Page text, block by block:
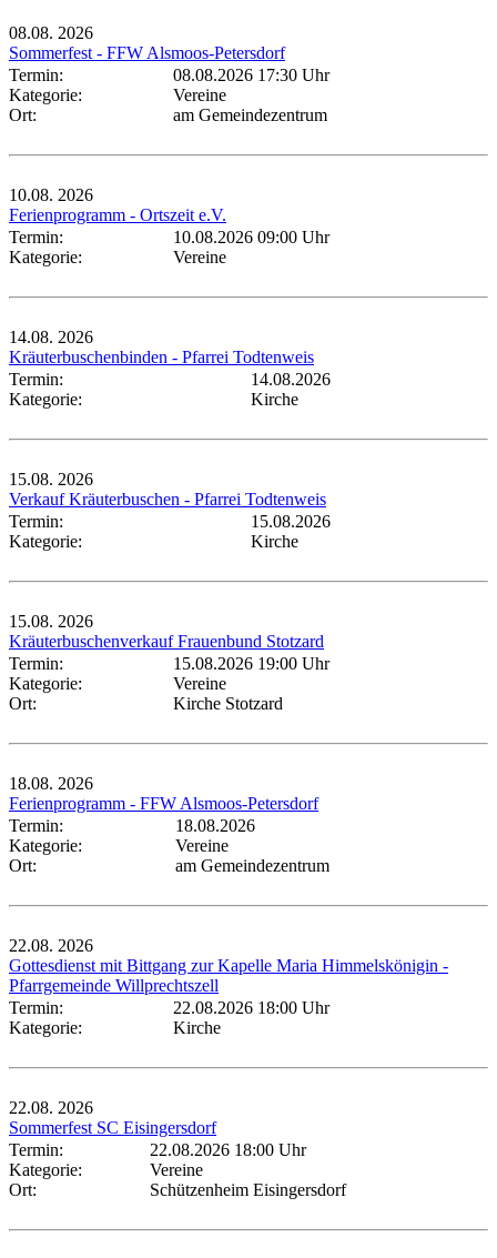
08.08. 2026
Sommerfest - FFW Alsmoos-Petersdorf
Termin:
08.08.2026 17:30 Uhr
Kategorie:
Vereine
Ort:
am Gemeindezentrum
10.08. 2026
Ferienprogramm - Ortszeit e.V.
Termin:
10.08.2026 09:00 Uhr
Kategorie:
Vereine
14.08. 2026
Kräuterbuschenbinden - Pfarrei Todtenweis
Termin:
14.08.2026
Kategorie:
Kirche
15.08. 2026
Verkauf Kräuterbuschen - Pfarrei Todtenweis
Termin:
15.08.2026
Kategorie:
Kirche
15.08. 2026
Kräuterbuschenverkauf Frauenbund Stotzard
Termin:
15.08.2026 19:00 Uhr
Kategorie:
Vereine
Ort:
Kirche Stotzard
18.08. 2026
Ferienprogramm - FFW Alsmoos-Petersdorf
Termin:
18.08.2026
Kategorie:
Vereine
Ort:
am Gemeindezentrum
22.08. 2026
Gottesdienst mit Bittgang zur Kapelle Maria Himmelskönigin -
Pfarrgemeinde Willprechtszell
Termin:
22.08.2026 18:00 Uhr
Kategorie:
Kirche
22.08. 2026
Sommerfest SC Eisingersdorf
Termin:
22.08.2026 18:00 Uhr
Kategorie:
Vereine
Ort:
Schützenheim Eisingersdorf